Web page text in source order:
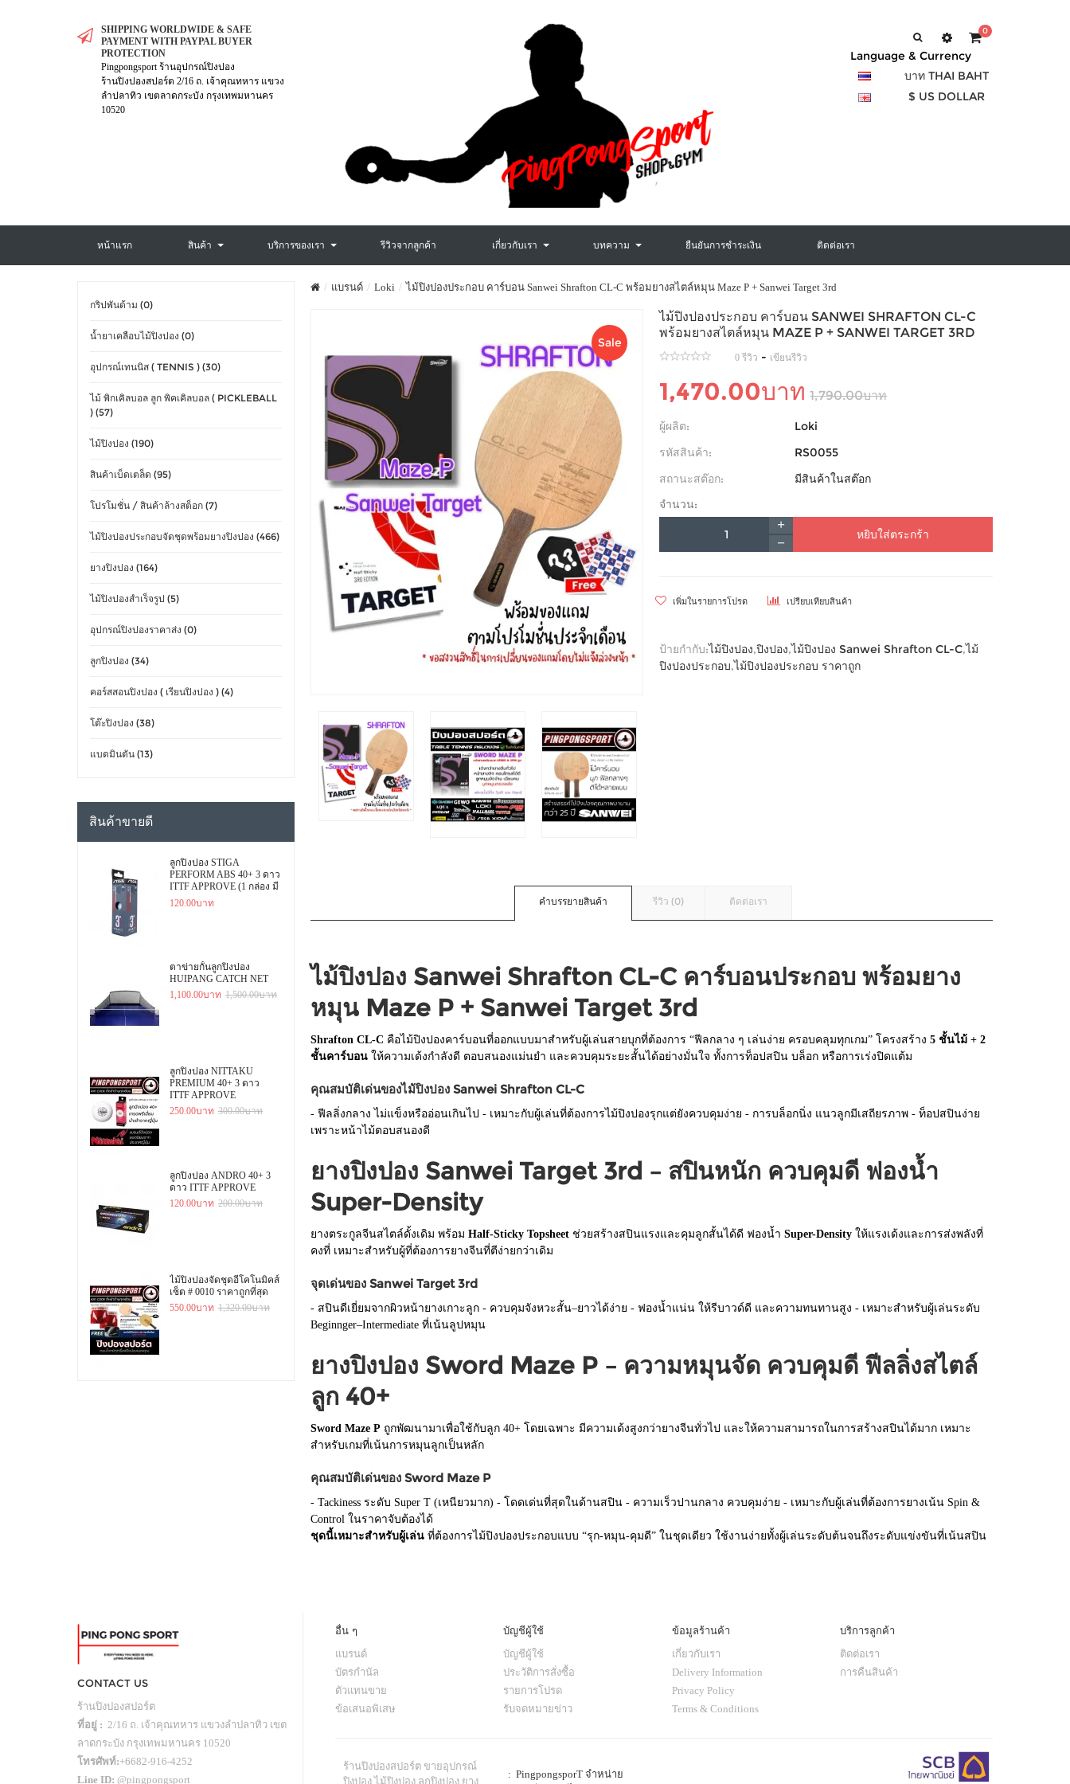
SHIPPING WORLDWIDE & SAFE
PAYMENT WITH PAYPAL BUYER
PROTECTION
Pingpongsport ร้านอุปกรณ์ปิงปอง
ร้านปิงปองสปอร์ต 2/16 ถ. เจ้าคุณทหาร แขวง
ลำปลาทิว เขตลาดกระบัง กรุงเทพมหานคร
10520
0
Language & Currency
บาท THAI BAHT
$ US DOLLAR
หน้าแรก สินค้า บริการของเรา รีวิวจากลูกค้า เกี่ยวกับเรา บทความ ยืนยันการชำระเงิน ติดต่อเรา
กริปพันด้าม (0)
น้ำยาเคลือบไม้ปิงปอง (0)
อุปกรณ์เทนนิส ( TENNIS ) (30)
ไม้ พิกเคิลบอล ลูก พิคเคิลบอล ( PICKLEBALL
) (57)
ไม้ปิงปอง (190)
สินค้าเบ็ดเตล็ด (95)
โปรโมชั่น / สินค้าล้างสต็อก (7)
ไม้ปิงปองประกอบจัดชุดพร้อมยางปิงปอง (466)
ยางปิงปอง (164)
ไม้ปิงปองสำเร็จรูป (5)
อุปกรณ์ปิงปองราคาส่ง (0)
ลูกปิงปอง (34)
คอร์สสอนปิงปอง ( เรียนปิงปอง ) (4)
โต๊ะปิงปอง (38)
แบดมินตัน (13)
สินค้าขายดี
ลูกปิงปอง STIGA
PERFORM ABS 40+ 3 ดาว
ITTF APPROVE (1 กล่อง มี
3 ลูก)
120.00บาท
ตาข่ายกั้นลูกปิงปอง
HUIPANG CATCH NET
1,100.00บาท 1,500.00บาท
ลูกปิงปอง NITTAKU
PREMIUM 40+ 3 ดาว
ITTF APPROVE
250.00บาท 300.00บาท
ลูกปิงปอง ANDRO 40+ 3
ดาว ITTF APPROVE
120.00บาท 200.00บาท
ไม้ปิงปองจัดชุดอีโคโนมิคส์
เซ็ต # 0010 ราคาถูกที่สุด
550.00บาท 1,320.00บาท
แบรนด์ Loki ไม้ปิงปองประกอบ คาร์บอน Sanwei Shrafton CL-C พร้อมยางสไตล์หมุน Maze P + Sanwei Target 3rd
Sale
ไม้ปิงปองประกอบ คาร์บอน SANWEI SHRAFTON CL-C
พร้อมยางสไตล์หมุน MAZE P + SANWEI TARGET 3RD
0 รีวิว - เขียนรีวิว
1,470.00บาท 1,790.00บาท
ผู้ผลิต:
Loki
รหัสสินค้า:
RS0055
สถานะสต๊อก:
มีสินค้าในสต๊อก
จำนวน:
หยิบใส่ตระกร้า
เพิ่มในรายการโปรด เปรียบเทียบสินค้า
ป้ายกำกับ:ไม้ปิงปอง,ปิงปอง,ไม้ปิงปอง Sanwei Shrafton CL-C,ไม้
ปิงปองประกอบ,ไม้ปิงปองประกอบ ราคาถูก
คำบรรยายสินค้า รีวิว (0) ติดต่อเรา
ไม้ปิงปอง Sanwei Shrafton CL-C คาร์บอนประกอบ พร้อมยาง
หมุน Maze P + Sanwei Target 3rd
Shrafton CL-C คือไม้ปิงปองคาร์บอนที่ออกแบบมาสำหรับผู้เล่นสายบุกที่ต้องการ “ฟีลกลาง ๆ เล่นง่าย ครอบคลุมทุกเกม” โครงสร้าง 5 ชั้นไม้ + 2
ชั้นคาร์บอนให้ความเด้งกำลังดี ตอบสนองแม่นยำ และควบคุมระยะสั้นได้อย่างมั่นใจ ทั้งการท็อปสปิน บล็อก หรือการเร่งปิดแต้ม
คุณสมบัติเด่นของไม้ปิงปอง Sanwei Shrafton CL-C
- ฟีลลิ่งกลาง ไม่แข็งหรืออ่อนเกินไป - เหมาะกับผู้เล่นที่ต้องการไม้ปิงปองรุกแต่ยังควบคุมง่าย - การบล็อกนิ่ง แนวลูกมีเสถียรภาพ - ท็อปสปินง่าย
เพราะหน้าไม้ตอบสนองดี
ยางปิงปอง Sanwei Target 3rd – สปินหนัก ควบคุมดี ฟองน้ำ
Super-Density
ยางตระกูลจีนสไตล์ดั้งเดิม พร้อม Half-Sticky Topsheetช่วยสร้างสปินแรงและคุมลูกสั้นได้ดี ฟองน้ำ Super-Densityให้แรงเด้งและการส่งพลังที่
คงที่ เหมาะสำหรับผู้ที่ต้องการยางจีนที่ตีง่ายกว่าเดิม
จุดเด่นของ Sanwei Target 3rd
- สปินดีเยี่ยมจากผิวหน้ายางเกาะลูก - ควบคุมจังหวะสั้น–ยาวได้ง่าย - ฟองน้ำแน่น ให้รีบาวด์ดี และความทนทานสูง - เหมาะสำหรับผู้เล่นระดับ
Beginnger–Intermediate ที่เน้นลูปหมุน
ยางปิงปอง Sword Maze P – ความหมุนจัด ควบคุมดี ฟีลลิ่งสไตล์
ลูก 40+
Sword Maze P ถูกพัฒนามาเพื่อใช้กับลูก 40+ โดยเฉพาะ มีความเด้งสูงกว่ายางจีนทั่วไป และให้ความสามารถในการสร้างสปินได้มาก เหมาะ
สำหรับเกมที่เน้นการหมุนลูกเป็นหลัก
คุณสมบัติเด่นของ Sword Maze P
- Tackiness ระดับ Super T (เหนียวมาก) - โดดเด่นที่สุดในด้านสปิน - ความเร็วปานกลาง ควบคุมง่าย - เหมาะกับผู้เล่นที่ต้องการยางเน้น Spin &
Control ในราคาจับต้องได้
ชุดนี้เหมาะสำหรับผู้เล่นที่ต้องการไม้ปิงปองประกอบแบบ “รุก-หมุน-คุมดี” ในชุดเดียว ใช้งานง่ายทั้งผู้เล่นระดับต้นจนถึงระดับแข่งขันที่เน้นสปิน
CONTACT US
ร้านปิงปองสปอร์ต
ที่อยู่ : 2/16 ถ. เจ้าคุณทหาร แขวงลำปลาทิว เขต
ลาดกระบัง กรุงเทพมหานคร 10520
โทรศัพท์:+6682-916-4252
Line ID: @pingpongsport
อื่น ๆ
แบรนด์
บัตรกำนัล
ตัวแทนขาย
ข้อเสนอพิเสษ
บัญชีผู้ใช้
บัญชีผู้ใช้
ประวัติการสั่งซื้อ
รายการโปรด
รับจดหมายข่าว
ข้อมูลร้านค้า
เกี่ยวกับเรา
Delivery Information
Privacy Policy
Terms & Conditions
บริการลูกค้า
ติดต่อเรา
การคืนสินค้า
ร้านปิงปองสปอร์ต ขายอุปกรณ์
ปิงปอง ไม้ปิงปอง ลูกปิงปอง ยาง
: PingpongsporT จำหน่าย